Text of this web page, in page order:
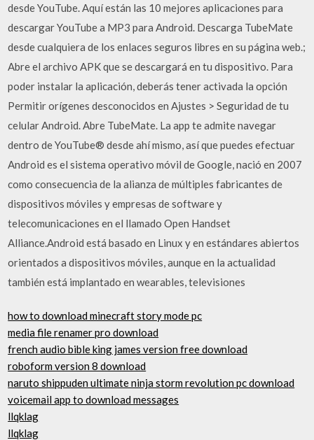
desde YouTube. Aquí están las 10 mejores aplicaciones para
descargar YouTube a MP3 para Android. Descarga TubeMate
desde cualquiera de los enlaces seguros libres en su página web.;
Abre el archivo APK que se descargará en tu dispositivo. Para
poder instalar la aplicación, deberás tener activada la opción
Permitir orígenes desconocidos en Ajustes > Seguridad de tu
celular Android. Abre TubeMate. La app te admite navegar
dentro de YouTube® desde ahí mismo, así que puedes efectuar
Android es el sistema operativo móvil de Google, nació en 2007
como consecuencia de la alianza de múltiples fabricantes de
dispositivos móviles y empresas de software y
telecomunicaciones en el llamado Open Handset
Alliance.Android está basado en Linux y en estándares abiertos
orientados a dispositivos móviles, aunque en la actualidad
también está implantado en wearables, televisiones
how to download minecraft story mode pc
media file renamer pro download
french audio bible king james version free download
roboform version 8 download
naruto shippuden ultimate ninja storm revolution pc download
voicemail app to download messages
llqklag
llqklag